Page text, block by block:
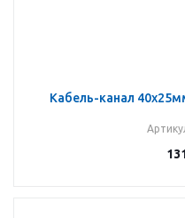
Кабель-канал